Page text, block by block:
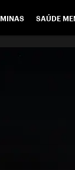
SAÚDE